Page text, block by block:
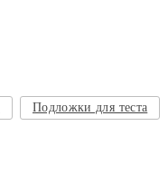
Подложки для теста